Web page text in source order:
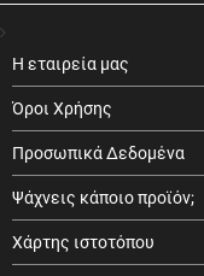
Η εταιρεία μας
Όροι Χρήσης
Προσωπικά Δεδομένα
Ψάχνεις κάποιο προϊόν;
Χάρτης ιστοτόπου